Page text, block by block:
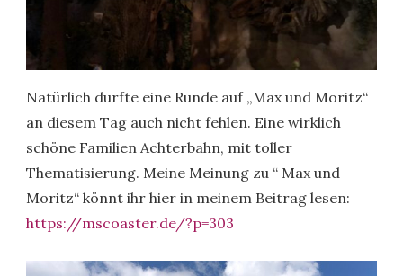
Natürlich durfte eine Runde auf „Max und Moritz“
an diesem Tag auch nicht fehlen. Eine wirklich
schöne Familien Achterbahn, mit toller
Thematisierung. Meine Meinung zu “ Max und
Moritz“ könnt ihr hier in meinem Beitrag lesen:
https://mscoaster.de/?p=303